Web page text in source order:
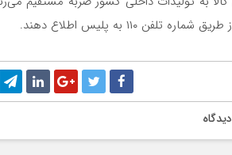
به پلیس اطلاع دهند.